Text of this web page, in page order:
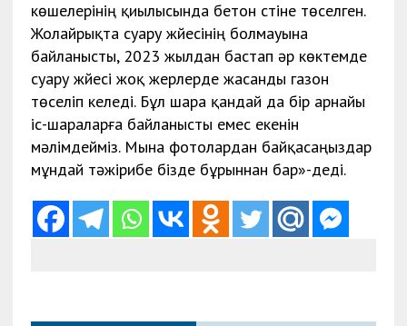
көшелерінің қиылысында бетон үстіне төселген.
Жолайрықта суару жүйесінің болмауына
байланысты, 2023 жылдан бастап әр көктемде
суару жүйесі жоқ жерлерде жасанды газон
төселіп келеді. Бұл шара қандай да бір арнайы
іс-шараларға байланысты емес екенін
мәлімдейміз. Мына фотолардан байқасаңыздар
мұндай тәжірибе бізде бұрыннан бар»-деді.